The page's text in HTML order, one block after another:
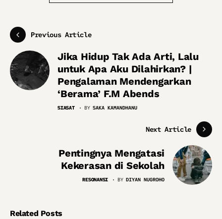
Previous Article
Jika Hidup Tak Ada Arti, Lalu
untuk Apa Aku Dilahirkan? |
Pengalaman Mendengarkan
‘Berama’ F.M Abends
SIASAT BY SAKA KAMANDHANU
Next Article
Pentingnya Mengatasi
Kekerasan di Sekolah
RESONANSI BY DIYAN NUGROHO
Related Posts